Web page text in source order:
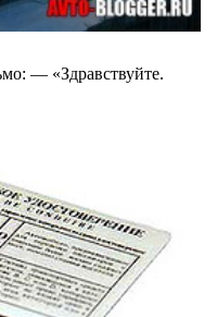
— «Здравствуйте.